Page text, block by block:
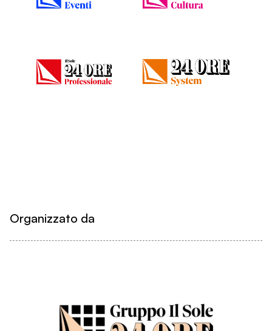
Organizzato da